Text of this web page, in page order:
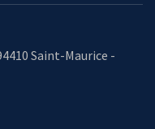
Saint-Maurice -